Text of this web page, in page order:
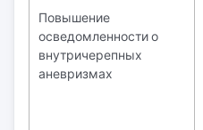
Повышение
осведомленности о
внутричерепных
аневризмах